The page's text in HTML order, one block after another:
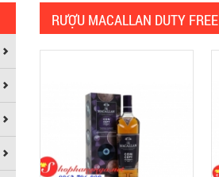
RƯỢU MACALLAN DUTY FREE